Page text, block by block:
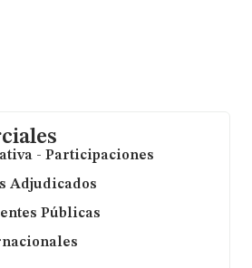
- Participaciones
Adjudicados
Públicas